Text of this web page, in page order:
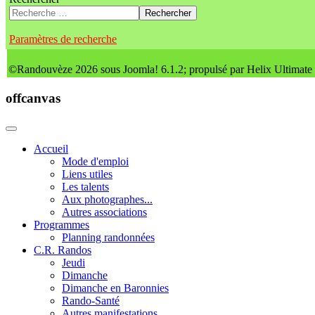
Rechercher
Paramètres de recherche
©Randouvèze 2026 sous Joomla! 6.1.2; propulsé par Helix Ultimate
offcanvas
Accueil
Mode d'emploi
Liens utiles
Les talents
Aux photographes...
Autres associations
Programmes
Planning randonnées
C.R. Randos
Jeudi
Dimanche
Dimanche en Baronnies
Rando-Santé